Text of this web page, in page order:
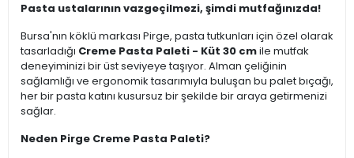
Pasta ustalarının vazgeçilmezi, şimdi mutfağınızda!
Bursa'nın köklü markası Pirge, pasta tutkunları için özel olarak
tasarladığı Creme Pasta Paleti - Küt 30 cmile mutfak
deneyiminizi bir üst seviyeye taşıyor. Alman çeliğinin
sağlamlığı ve ergonomik tasarımıyla buluşan bu palet bıçağı,
her bir pasta katını kusursuz bir şekilde bir araya getirmenizi
sağlar.
Neden Pirge Creme Pasta Paleti?